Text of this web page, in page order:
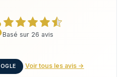
Basé sur 26 avis
Voir tous les avis →